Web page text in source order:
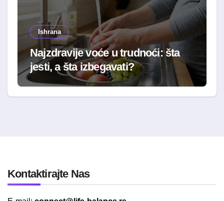
Ishrana
Najzdravije voće u trudnoći: šta
jesti, a šta izbegavati?
Kontaktirajte Nas